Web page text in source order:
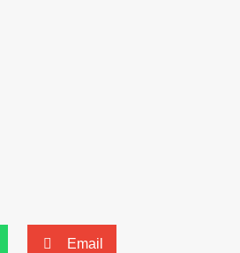
Email